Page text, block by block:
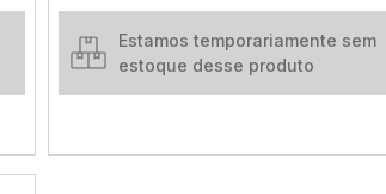
Estamos temporariamente sem
estoque desse produto